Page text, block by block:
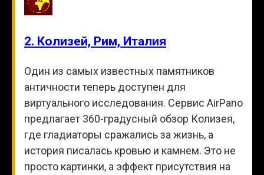
2. Колизей, Рим, Италия
Один из самых известных памятников
античности теперь доступен для
виртуального исследования. Сервис AirPano
предлагает 360-градусный обзор Колизея,
где гладиаторы сражались за жизнь, а
история писалась кровью и камнем. Это не
просто картинки, а эффект присутствия на